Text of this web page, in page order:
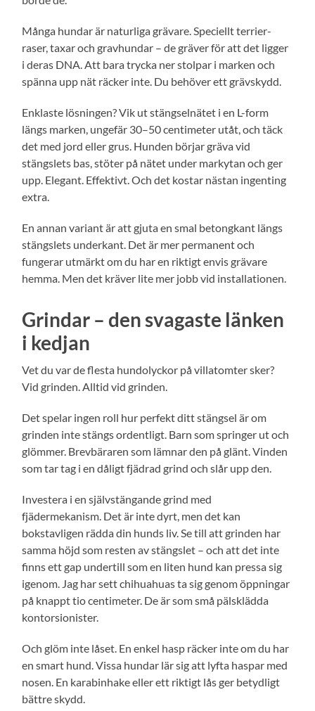
Många hundar är naturliga grävare. Speciellt terrier-
raser, taxar och gravhundar – de gräver för att det ligger
i deras DNA. Att bara trycka ner stolpar i marken och
spänna upp nät räcker inte. Du behöver ett grävskydd.
Enklaste lösningen? Vik ut stängselnätet i en L-form
längs marken, ungefär 30–50 centimeter utåt, och täck
det med jord eller grus. Hunden börjar gräva vid
stängslets bas, stöter på nätet under markytan och ger
upp. Elegant. Effektivt. Och det kostar nästan ingenting
extra.
En annan variant är att gjuta en smal betongkant längs
stängslets underkant. Det är mer permanent och
fungerar utmärkt om du har en riktigt envis grävare
hemma. Men det kräver lite mer jobb vid installationen.
Grindar – den svagaste länken
i kedjan
Vet du var de flesta hundolyckor på villatomter sker?
Vid grinden. Alltid vid grinden.
Det spelar ingen roll hur perfekt ditt stängsel är om
grinden inte stängs ordentligt. Barn som springer ut och
glömmer. Brevbäraren som lämnar den på glänt. Vinden
som tar tag i en dåligt fjädrad grind och slår upp den.
Investera i en självstängande grind med
fjädermekanism. Det är inte dyrt, men det kan
bokstavligen rädda din hunds liv. Se till att grinden har
samma höjd som resten av stängslet – och att det inte
finns ett gap undertill som en liten hund kan pressa sig
igenom. Jag har sett chihuahuas ta sig genom öppningar
på knappt tio centimeter. De är som små pälsklädda
kontorsionister.
Och glöm inte låset. En enkel hasp räcker inte om du har
en smart hund. Vissa hundar lär sig att lyfta haspar med
nosen. En karabinhake eller ett riktigt lås ger betydligt
bättre skydd.